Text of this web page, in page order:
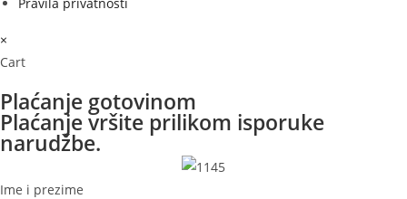
×
Cart
Plaćanje gotovinom
Plaćanje vršite prilikom isporuke
narudžbe.
Ime i prezime